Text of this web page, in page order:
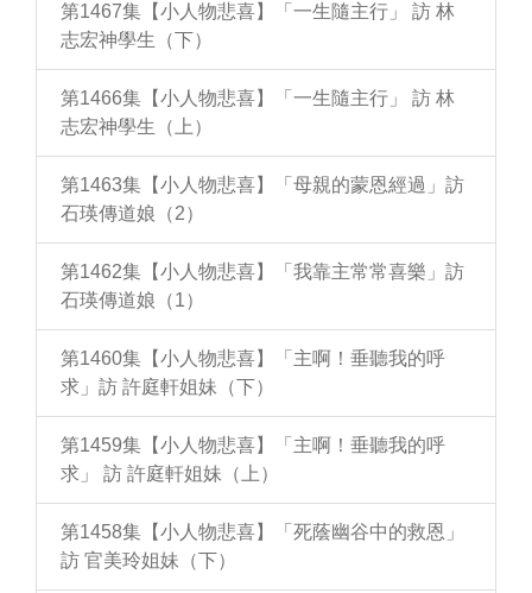
第1467集【小人物悲喜】「一生隨主行」 訪 林
志宏神學生（下）
第1466集【小人物悲喜】「一生隨主行」 訪 林
志宏神學生（上）
第1463集【小人物悲喜】「母親的蒙恩經過」訪
石瑛傳道娘（2）
第1462集【小人物悲喜】「我靠主常常喜樂」訪
石瑛傳道娘（1）
第1460集【小人物悲喜】「主啊！垂聽我的呼
求」訪 許庭軒姐妹（下）
第1459集【小人物悲喜】「主啊！垂聽我的呼
求」 訪 許庭軒姐妹（上）
第1458集【小人物悲喜】「死蔭幽谷中的救恩」
訪 官美玲姐妹（下）